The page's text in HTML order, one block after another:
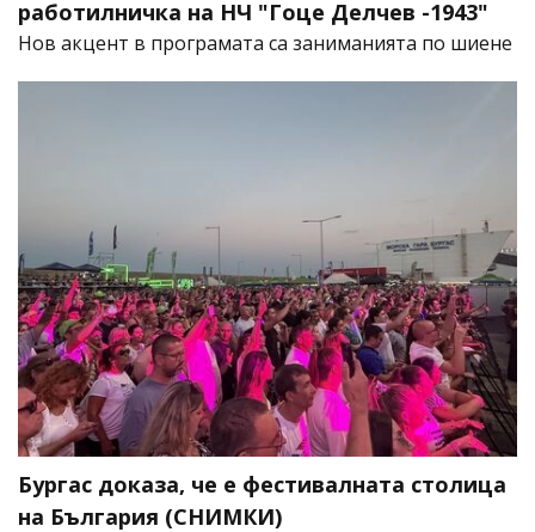
работилничка на НЧ "Гоце Делчев -1943"
Нов акцент в програмата са заниманията по шиене
Бургас доказа, че е фестивалната столица
на България (СНИМКИ)